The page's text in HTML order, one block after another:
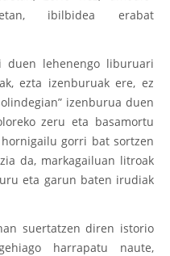
ibilbidea erabat
duen lehenengo liburuari
ezta izenburuak ere, ez
izenburua duen
zeru eta basamortu
gorri bat sortzen
da, markagailuan litroak
eta garun baten irudiak
suertatzen diren istorio
harrapatu naute,